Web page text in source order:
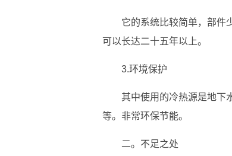
它的系统比较简单，部件
可以长达二十五年以上。
3.环境保护
其中使用的冷热源是地下
等。非常环保节能。
二。不足之处